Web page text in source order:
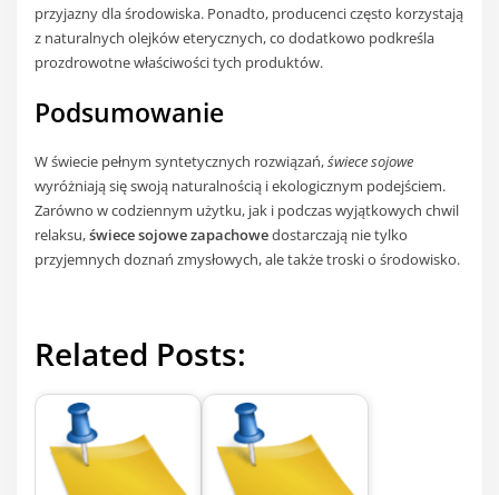
przyjazny dla środowiska. Ponadto, producenci często korzystają
z naturalnych olejków eterycznych, co dodatkowo podkreśla
prozdrowotne właściwości tych produktów.
Podsumowanie
W świecie pełnym syntetycznych rozwiązań,świece sojowe
wyróżniają się swoją naturalnością i ekologicznym podejściem.
Zarówno w codziennym użytku, jak i podczas wyjątkowych chwil
relaksu,świece sojowe zapachowedostarczają nie tylko
przyjemnych doznań zmysłowych, ale także troski o środowisko.
Related Posts: